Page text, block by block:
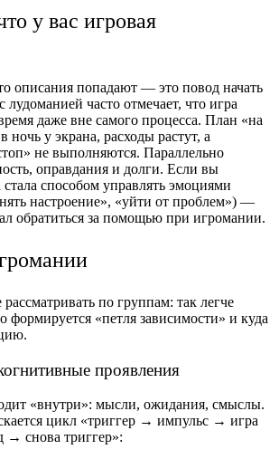
у вас игровая
описания попадают — это повод начать
лудоманией часто отмечает, что игра
даже вне самого процесса. План «на
ночь у экрана, расходы растут, а
не выполняются. Параллельно
оправдания и долги. Если вы
стала способом управлять эмоциями
настроение», «уйти от проблем») —
обратиться за помощью при игромании.
по группам: так легче
формируется «петля зависимости» и куда
проявления
«внутри»: мысли, ожидания, смыслы.
цикл «триггер → импульс → игра
→ снова триггер»: